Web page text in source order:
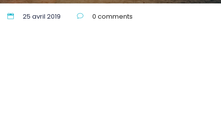
25 avril 2019 0 comments